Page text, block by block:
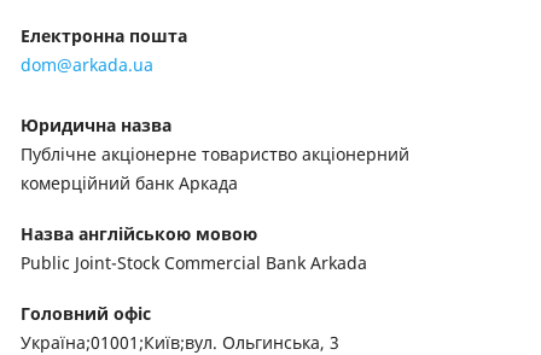
Електронна пошта
dom@arkada.ua
Юридична назва
Публічне акціонерне товариство акціонерний
комерційний банк Аркада
Назва англійською мовою
Public Joint-Stock Commercial Bank Arkada
Головний офіс
Україна;01001;Київ;вул. Ольгинська, 3